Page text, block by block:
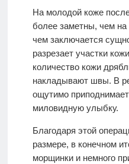
На молодой коже
более заметны, чем
чем заключается
разрезает участки
количество кожи
накладывают швы. В
ощутимо
миловидную улыбку.
Благодаря этой
размере, в конечном
морщинки и немного